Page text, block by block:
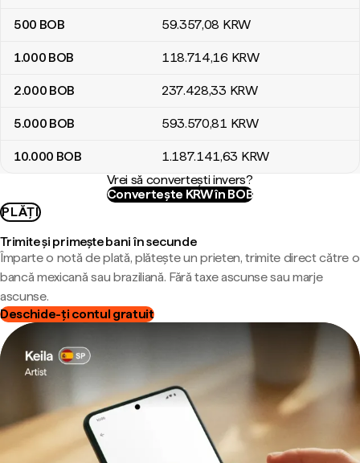
500 BOB 59.357,08 KRW
1.000 BOB 118.714,16 KRW
2.000 BOB 237.428,33 KRW
5.000 BOB 593.570,81 KRW
10.000 BOB 1.187.141,63 KRW
Vrei să convertești invers?
Convertește KRW în BOB
PLĂȚI
Trimite și primește bani în secunde
Împarte o notă de plată, plătește un prieten, trimite direct către o
bancă mexicană sau braziliană. Fără taxe ascunse sau marje
ascunse.
Deschide-ți contul gratuit